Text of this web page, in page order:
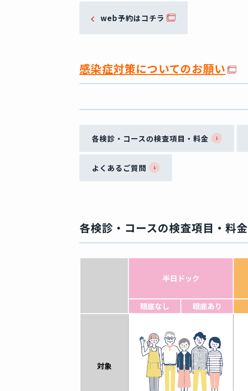
web予約はコチラ
感染症対策についてのお願い
各検診・コースの検査項目・料金
よくあるご質問
各検診・コースの検査項目・料金
半日ドック
眼底なし
眼底あり
対象